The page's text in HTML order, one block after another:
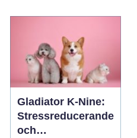
Gladiator K-Nine:
Stressreducerande
och